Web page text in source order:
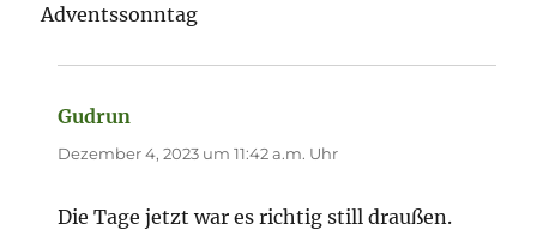
Adventssonntag
Gudrun
Dezember 4, 2023 um 11:42 a.m. Uhr
Die Tage jetzt war es richtig still draußen.